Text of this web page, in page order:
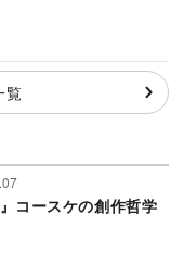
覧
コースケの創作哲学